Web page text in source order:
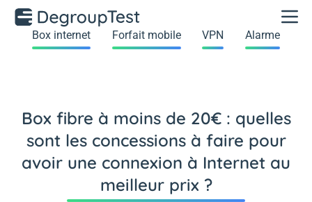
Box internet Forfait mobile VPN Alarme
Box fibre à moins de 20€ : quelles
sont les concessions à faire pour
avoir une connexion à Internet au
meilleur prix ?